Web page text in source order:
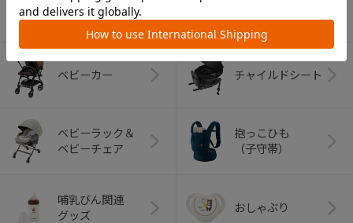
（コンビ）
ベビーカー チャイルドシート
ベビーラック＆
ベビーチェア
抱っこひも
（子守帯）
哺乳びん関連
グッズ
おしゃぶり